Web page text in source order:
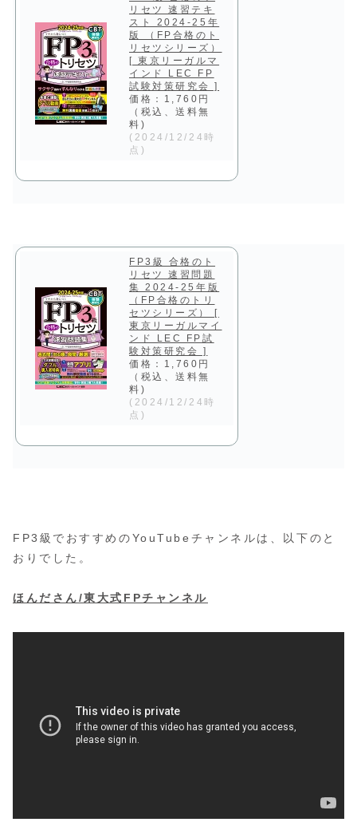
リセツ 速習テキ
スト 2024-25年
版 （FP合格のト
リセツシリーズ）
[ 東京リーガルマ
インド LEC FP
試験対策研究会 ]
価格：1,760円
（税込、送料無
料)
(2024/12/24時
点)
FP3級 合格のト
リセツ 速習問題
集 2024-25年版
（FP合格のトリ
セツシリーズ） [
東京リーガルマイ
ンド LEC FP試
験対策研究会 ]
価格：1,760円
（税込、送料無
料)
(2024/12/24時
点)
FP3級でおすすめのYouTubeチャンネルは、以下のと
おりでした。
ほんださん/東大式FPチャンネル